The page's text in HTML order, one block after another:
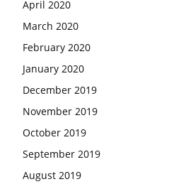
April 2020
March 2020
February 2020
January 2020
December 2019
November 2019
October 2019
September 2019
August 2019